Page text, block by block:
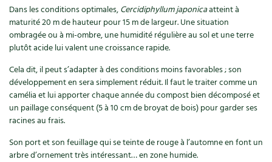
Cuisine saine
Manger bio
Cures, régimes
Dessert, Boulangerie
Techniques, conservation, organisation
Agenda, calendrier
Le magazineLes 4 saisons
Stages
Cartes cadeau
Séjourner en Trièves
Nous contacter
Outils et ustensiles du jardin
Biodiversité
Ravageurs et maladies au jardin
Petit élevage
Forums
Jardin bio
Habitat écologique
Cuisine saine
Dans les conditions optimales,Cercidiphyllum japonicaatteint à
maturité 20 m de hauteur pour 15 m de largeur. Une situation
ombragée ou à mi-ombre, une humidité régulière au sol et une terre
plutôt acide lui valent une croissance rapide.
Cela dit, il peut s’adapter à des conditions moins favorables ; son
développement en sera simplement réduit. Il faut le traiter comme un
camélia et lui apporter chaque année du compost bien décomposé et
un paillage conséquent (5 à 10 cm de broyat de bois) pour garder ses
racines au frais.
Son port et son feuillage qui se teinte de rouge à l’automne en font un
arbre d’ornement très intéressant… en zone humide.